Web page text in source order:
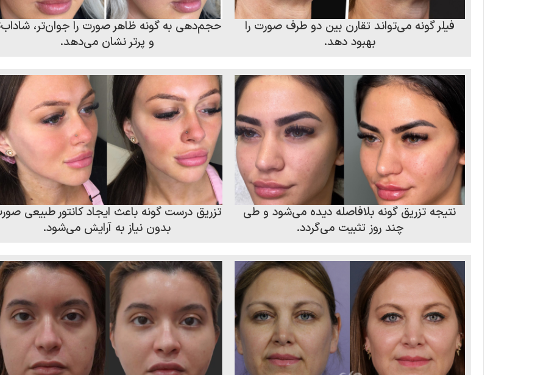
فیلر گونه می‌تواند تقارن بین دو طرف صورت را
بهبود دهد.
حجم‌دهی به گونه ظاهر صورت را جوان‌تر،
و پرتر نشان می‌دهد.
نتیجه تزریق گونه بلافاصله دیده می‌شود و طی
چند روز تثبیت می‌گردد.
تزریق درست گونه باعث ایجاد کانتور طبیعی
بدون نیاز به آرایش می‌شود.